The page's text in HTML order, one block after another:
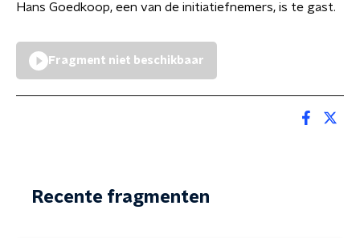
Hans Goedkoop, een van de initiatiefnemers, is te gast.
Fragment niet beschikbaar
Recente fragmenten